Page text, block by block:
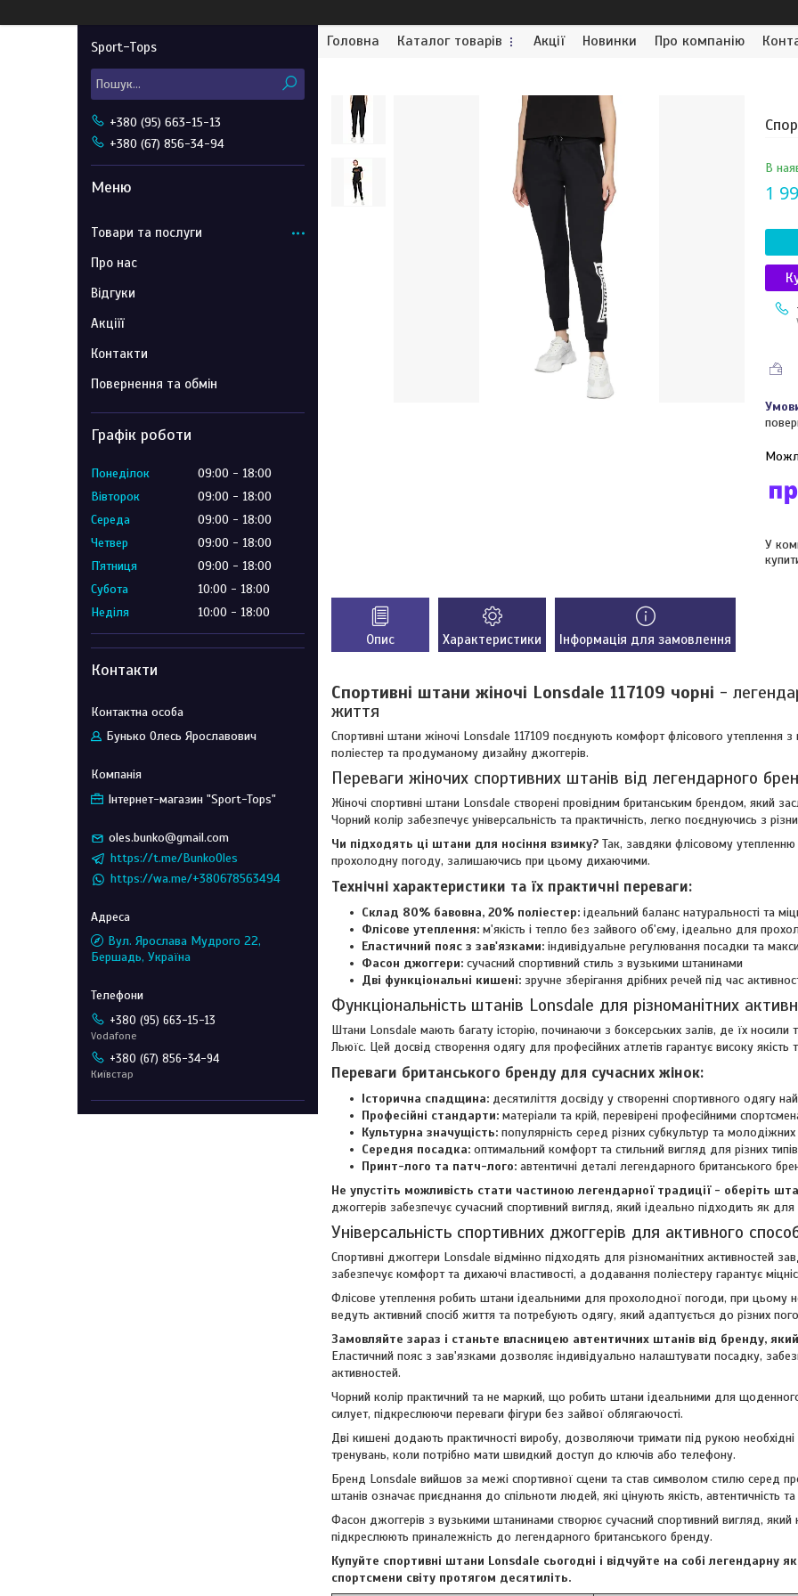
Головна Каталог товарів Акції Новинки Про компанію
В
1
У
Опис Характеристики Інформація для замовлення
Спортивні штани жіночі Lonsdale 117109 чорні -
життя
Спортивні штани жіночі Lonsdale 117109 поєднують комфорт флісового утеплення
поліестер та продуманому дизайну джоггерів.
Переваги жіночих спортивних штанів від легендарного
Жіночі спортивні штани Lonsdale створені провідним британським брендом, який
Чорний колір забезпечує універсальність та практичність, легко поєднуючись з
Чи підходять ці штани для носіння взимку? Так, завдяки флісовому
прохолодну погоду, залишаючись при цьому дихаючими.
Технічні характеристики та їх практичні переваги:
Склад 80% бавовна, 20% поліестер: ідеальний баланс натуральності та
Флісове утеплення: м'якість і тепло без зайвого об'єму, ідеально для
Еластичний пояс з зав'язками: індивідуальне регулювання посадки та
Фасон джоггери: сучасний спортивний стиль з вузькими штанинами
Дві функціональні кишені: зручне зберігання дрібних речей під час
Функціональність штанів Lonsdale для різноманітних
Штани Lonsdale мають багату історію, починаючи з боксерських залів, де їх
Льюїс. Цей досвід створення одягу для професійних атлетів гарантує високу
Переваги британського бренду для сучасних жінок:
Історична спадщина: десятиліття досвіду у створенні спортивного одягу
Професійні стандарти: матеріали та крій, перевірені професійними
Культурна значущість: популярність серед різних субкультур та молодіжних
Середня посадка: оптимальний комфорт та стильний вигляд для різних типів
Принт-лого та патч-лого: автентичні деталі легендарного британського
Не упустіть можливість стати частиною легендарної традиції - оберіть
джоггерів забезпечує сучасний спортивний вигляд, який ідеально підходить як
Універсальність спортивних джоггерів для активного
Спортивні джоггери Lonsdale відмінно підходять для різноманітних активностей
забезпечує комфорт та дихаючі властивості, а додавання поліестеру гарантує
Флісове утеплення робить штани ідеальними для прохолодної погоди, при
ведуть активний спосіб життя та потребують одягу, який адаптується до різних
Замовляйте зараз і станьте власницею автентичних штанів від бренду,
Еластичний пояс з зав'язками дозволяє індивідуально налаштувати посадку,
активностей.
Чорний колір практичний та не маркий, що робить штани ідеальними для
силует, підкреслюючи переваги фігури без зайвої облягаючості.
Дві кишені додають практичності виробу, дозволяючи тримати під рукою
тренувань, коли потрібно мати швидкий доступ до ключів або телефону.
Бренд Lonsdale вийшов за межі спортивної сцени та став символом стилю серед
штанів означає приєднання до спільноти людей, які цінують якість, автентичність та
Фасон джоггерів з вузькими штанинами створює сучасний спортивний вигляд,
підкреслюють приналежність до легендарного британського бренду.
Купуйте спортивні штани Lonsdale сьогодні і відчуйте на собі легендарну
спортсмени світу протягом десятиліть.
Sport-Tops
+380 (95) 663-15-13
+380 (67) 856-34-94
Товари та послуги
Про нас
Відгуки
Акціїї
Контакти
Повернення та обмін
Графік роботи
Понеділок 09:00
18:00
Вівторок
09:00
18:00
Середа
09:00
18:00
Четвер
09:00
18:00
Пʼятниця
09:00
18:00
Субота
10:00
18:00
Неділя
10:00 18:00
Контакти
Бунько Олесь Ярославович
Інтернет-магазин "Sport-Tops"
oles.bunko@gmail.com
https://t.me/BunkoOles
https://wa.me/+380678563494
Вул. Ярослава Мудрого 22,
Бершадь, Україна
+380 (95) 663-15-13
Vodafone
+380 (67) 856-34-94
Київстар